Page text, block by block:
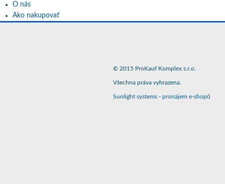
O nás
Ako nakupovať
© 2015 ProKauf Komplex s.r.o.
Všechna práva vyhrazena.
Sunlight systems - pronájem e-shopů